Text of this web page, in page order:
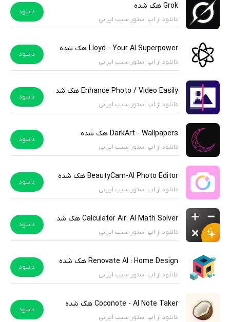
Grok هک شده
دانلود از اپ استور سیب ایرانی
دانلود
Lloyd - Your AI Superpower هک شده
دانلود از اپ استور سیب ایرانی
دانلود
Enhance Photo / Video Easily هک شده
دانلود از اپ استور سیب ایرانی
دانلود
DarkArt - Wallpapers هک شده
دانلود از اپ استور سیب ایرانی
دانلود
BeautyCam-AI Photo Editor هک شده
دانلود از اپ استور سیب ایرانی
دانلود
Calculator Air: AI Math Solver هک شده
دانلود از اپ استور سیب ایرانی
دانلود
Renovate AI : Home Design هک شده
دانلود از اپ استور سیب ایرانی
دانلود
Coconote - AI Note Taker هک شده
دانلود از اپ استور سیب ایرانی
دانلود